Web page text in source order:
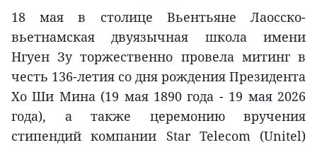
18 мая в столице Вьентьяне Лаосско-
вьетнамская двуязычная школа имени
Нгуен Зу торжественно провела митинг в
честь 136-летия со дня рождения Президента
Хо Ши Мина (19 мая 1890 года - 19 мая 2026
года), а также церемонию вручения
стипендий компании Star Telecom (Unitel)